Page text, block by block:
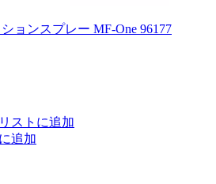
ョンスプレー MF-One 96177
ストに追加
追加